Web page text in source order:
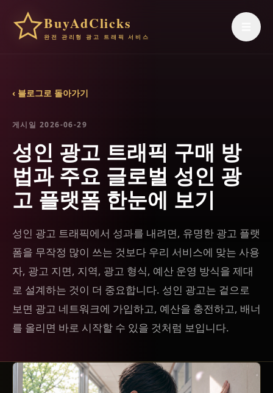
BuyAdClicks
완전 관리형 광고 트래픽 서비스
‹ 블로그로 돌아가기
게시일 2026-06-29
성인 광고 트래픽 구매 방
법과 주요 글로벌 성인 광
고 플랫폼 한눈에 보기
성인 광고 트래픽에서 성과를 내려면, 유명한 광고 플랫
폼을 무작정 많이 쓰는 것보다 우리 서비스에 맞는 사용
자, 광고 지면, 지역, 광고 형식, 예산 운영 방식을 제대
로 설계하는 것이 더 중요합니다. 성인 광고는 겉으로
보면 광고 네트워크에 가입하고, 예산을 충전하고, 배너
를 올리면 바로 시작할 수 있을 것처럼 보입니다.